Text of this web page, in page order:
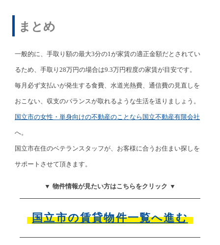
まとめ
一般的に、手取り額の最大3分の1が家賃の適正金額だとされてい
るため、手取り28万円の場合は9.3万円程度の家賃が目安です。
毎月必ず支払いが発生する食費、水道光熱費、通信費の見直しを
おこない、収支のバランスが取れるような生活を送りましょう。
国立市の女性・単身向けの不動産のことなら 国立不動産有限会社
へ。
国立市在住のベテランスタッフが、お客様に合うお住まい探しを
サポートさせて頂きます。
▼ 物件情報が見たい方はこちらをクリック ▼
国立市の賃貸物件一覧へ進む